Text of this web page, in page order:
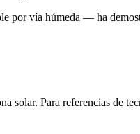
por vía húmeda — ha
solar. Para referencias de